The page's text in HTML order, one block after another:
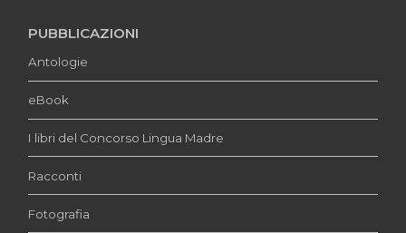
PUBBLICAZIONI
Antologie
eBook
I libri del Concorso Lingua Madre
Racconti
Fotografia